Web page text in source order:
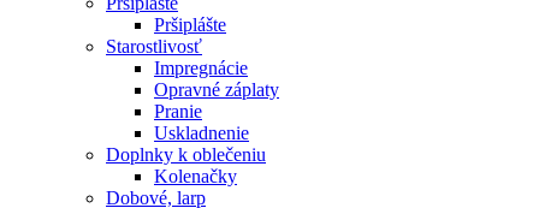
Pršiplášte
Starostlivosť
Impregnácie
Opravné záplaty
Pranie
Uskladnenie
Doplnky k oblečeniu
Kolenačky
Dobové, larp